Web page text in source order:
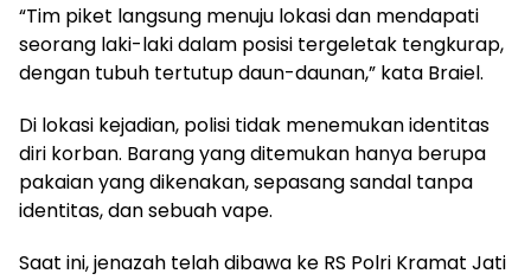
“Tim piket langsung menuju lokasi dan mendapati
seorang laki-laki dalam posisi tergeletak tengkurap,
dengan tubuh tertutup daun-daunan,” kata Braiel.
Di lokasi kejadian, polisi tidak menemukan identitas
diri korban. Barang yang ditemukan hanya berupa
pakaian yang dikenakan, sepasang sandal tanpa
identitas, dan sebuah vape.
Saat ini, jenazah telah dibawa ke RS Polri Kramat Jati